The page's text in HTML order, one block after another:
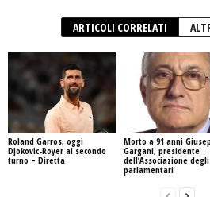
ARTICOLI CORRELATI
Roland Garros, oggi
Djokovic-Royer al secondo
turno – Diretta
Morto a 91 anni
Gargani, presidente
dell’Associazione
parlamentari